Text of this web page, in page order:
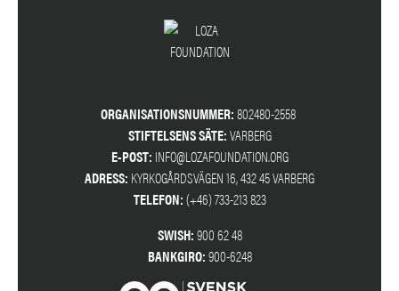
ORGANISATIONSNUMMER:802480-2558
STIFTELSENS SÄTE:VARBERG
E-POST: INFO@LOZAFOUNDATION.ORG
ADRESS: KYRKOGÅRDSVÄGEN 16, 432 45 VARBERG
TELEFON:(+46) 733-213 823
SWISH:900 62 48
BANKGIRO:900-6248